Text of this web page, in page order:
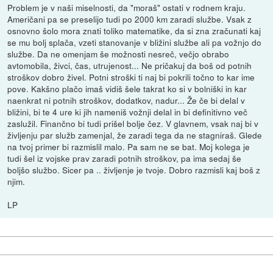
Problem je v naši miselnosti, da "moraš" ostati v rodnem kraju.
Američani pa se preselijo tudi po 2000 km zaradi službe. Vsak z
osnovno šolo mora znati toliko matematike, da si zna zračunati kaj
se mu bolj splača, vzeti stanovanje v bližini službe ali pa vožnjo do
službe. Da ne omenjam še možnosti nesreč, večjo obrabo
avtomobila, živci, čas, utrujenost... Ne pričakuj da boš od potnih
stroškov dobro živel. Potni stroški ti naj bi pokrili točno to kar ime
pove. Kakšno plačo imaš vidiš šele takrat ko si v bolniški in kar
naenkrat ni potnih stroškov, dodatkov, nadur... Že če bi delal v
bližini, bi te 4 ure ki jih nameniš vožnji delal in bi definitivno več
zaslužil. Finančno bi tudi prišel bolje čez. V glavnem, vsak naj bi v
življenju par služb zamenjal, že zaradi tega da ne stagniraš. Glede
na tvoj primer bi razmislil malo. Pa sam ne se bat. Moj kolega je
tudi šel iz vojske prav zaradi potnih stroškov, pa ima sedaj še
boljšo službo. Sicer pa .. življenje je tvoje. Dobro razmisli kaj boš z
njim.
LP